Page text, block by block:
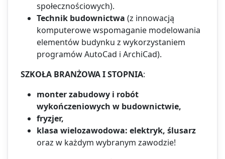
społecznościowych).
Technik budownictwa (z innowacją
komputerowe wspomaganie modelowania
elementów budynku z wykorzystaniem
programów AutoCad i ArchiCad).
SZKOŁA BRANŻOWA I STOPNIA:
monter zabudowy i robót
wykończeniowych w budownictwie,
fryzjer,
klasa wielozawodowa: elektryk, ślusarz
oraz w każdym wybranym zawodzie!